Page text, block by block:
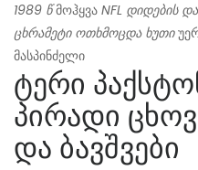
1989 წმოჰყვა NFL დიდების
ცხრამეტი ოთხმოცდა ხუთი
მასპინძელი
ტერი
პირადი
და ბავშვები